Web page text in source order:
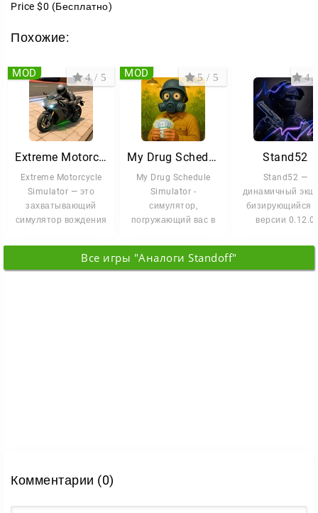
Price $0 (Бесплатно)
Похожие:
Extreme Motorcycle Simulator
Extreme Motorcycle
Simulator — это
захватывающий
симулятор вождения
открывает
4 / 5
MOD
My Drug Schedule Simulator
My Drug Schedule
Simulator -
симулятор,
погружающий вас в
подполья. В вашем
5 / 5
MOD
Stand52
Stand52 —
динамичный
бизирующийся
версии 0.12.0
шутера Standoff
Все игры "Аналоги Standoff"
Комментарии (0)